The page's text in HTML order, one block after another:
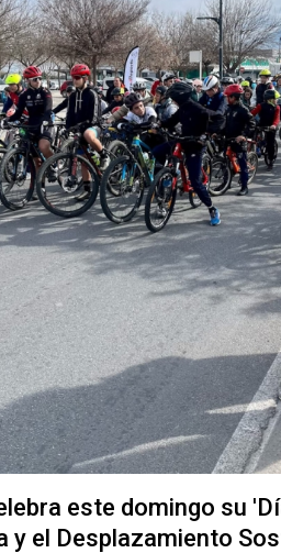
este domingo su
y el Desplazamiento